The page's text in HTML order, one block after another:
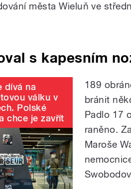
města Wieluň ve
s kapesním
dívá na
válku v
Polské
chce je zavřít
189
bránit
Padlo 17
raněno.
Maroše